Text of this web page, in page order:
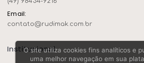
Email:
contato@rudimak.com.br
Institucional
O site utiliza cookies fins analíticos e
uma melhor navegação em sua